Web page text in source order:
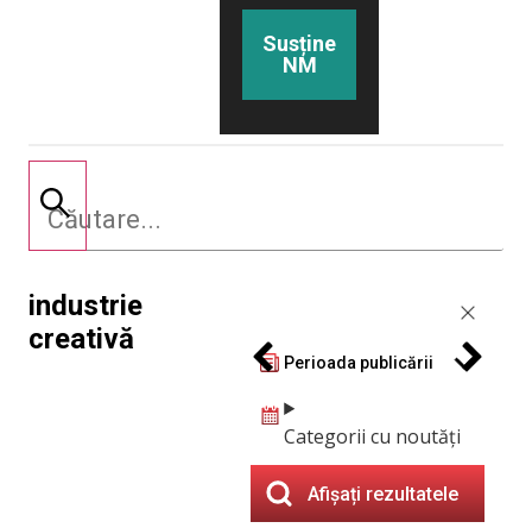
Susține
NM
industrie
creativă
Perioada publicării
Categorii cu noutăți
Afișați rezultatele